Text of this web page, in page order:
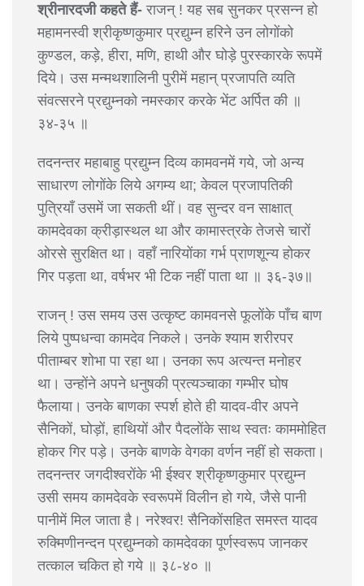
श्रीनारदजी कहते हैं- राजन् ! यह सब सुनकर प्रसन्न हो
महामनस्वी श्रीकृष्णकुमार प्रद्युम्न हरिने उन लोगोंको
कुण्डल, कड़े, हीरा, मणि, हाथी और घोड़े पुरस्कारके रूपमें
दिये। उस मन्मथशालिनी पुरीमें महान् प्रजापति व्यति
संवत्सरने प्रद्युम्नको नमस्कार करके भेंट अर्पित की ॥
३४-३५ ॥
तदनन्तर महाबाहु प्रद्युम्न दिव्य कामवनमें गये, जो अन्य
साधारण लोगोंके लिये अगम्य था; केवल प्रजापतिकी
पुत्रियाँ उसमें जा सकती थीं। वह सुन्दर वन साक्षात्
कामदेवका क्रीड़ास्थल था और कामास्त्रके तेजसे चारों
ओरसे सुरक्षित था। वहाँ नारियोंका गर्भ प्राणशून्य होकर
गिर पड़ता था, वर्षभर भी टिक नहीं पाता था ॥ ३६-३७॥
राजन् ! उस समय उस उत्कृष्ट कामवनसे फूलोंके पाँच बाण
लिये पुष्पधन्वा कामदेव निकले। उनके श्याम शरीरपर
पीताम्बर शोभा पा रहा था। उनका रूप अत्यन्त मनोहर
था। उन्होंने अपने धनुषकी प्रत्यञ्चाका गम्भीर घोष
फैलाया। उनके बाणका स्पर्श होते ही यादव-वीर अपने
सैनिकों, घोड़ों, हाथियों और पैदलोंके साथ स्वतः काममोहित
होकर गिर पड़े। उनके बाणके वेगका वर्णन नहीं हो सकता।
तदनन्तर जगदीश्वरोंके भी ईश्वर श्रीकृष्णकुमार प्रद्युम्न
उसी समय कामदेवके स्वरूपमें विलीन हो गये, जैसे पानी
पानीमें मिल जाता है। नरेश्वर! सैनिकोंसहित समस्त यादव
रुक्मिणीनन्दन प्रद्युम्नको कामदेवका पूर्णस्वरूप जानकर
तत्काल चकित हो गये ॥ ३८-४० ॥